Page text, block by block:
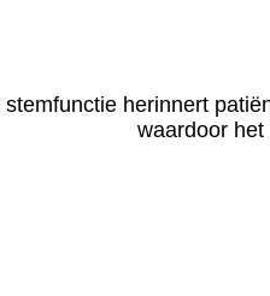
stemfunctie herinnert
waardoor